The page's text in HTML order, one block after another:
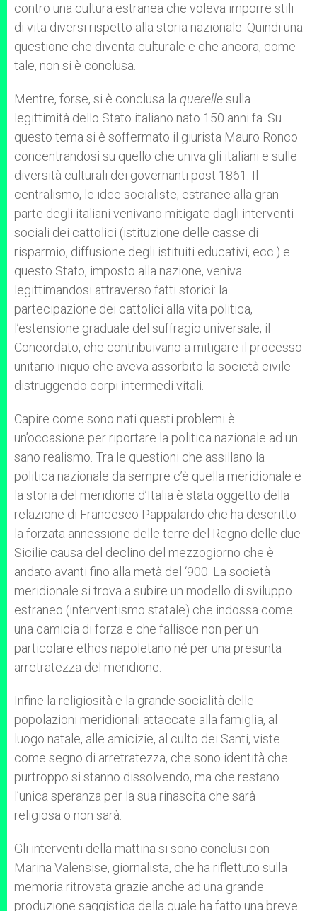
contro una cultura estranea che voleva imporre stili
di vita diversi rispetto alla storia nazionale. Quindi una
questione che diventa culturale e che ancora, come
tale, non si è conclusa.
Mentre, forse, si è conclusa la querellesulla
legittimità dello Stato italiano nato 150 anni fa. Su
questo tema si è soffermato il giurista Mauro Ronco
concentrandosi su quello che univa gli italiani e sulle
diversità culturali dei governanti post 1861. Il
centralismo, le idee socialiste, estranee alla gran
parte degli italiani venivano mitigate dagli interventi
sociali dei cattolici (istituzione delle casse di
risparmio, diffusione degli istituiti educativi, ecc.) e
questo Stato, imposto alla nazione, veniva
legittimandosi attraverso fatti storici: la
partecipazione dei cattolici alla vita politica,
l’estensione graduale del suffragio universale, il
Concordato, che contribuivano a mitigare il processo
unitario iniquo che aveva assorbito la società civile
distruggendo corpi intermedi vitali.
Capire come sono nati questi problemi è
un’occasione per riportare la politica nazionale ad un
sano realismo. Tra le questioni che assillano la
politica nazionale da sempre c’è quella meridionale e
la storia del meridione d’Italia è stata oggetto della
relazione di Francesco Pappalardo che ha descritto
la forzata annessione delle terre del Regno delle due
Sicilie causa del declino del mezzogiorno che è
andato avanti fino alla metà del ‘900. La società
meridionale si trova a subire un modello di sviluppo
estraneo (interventismo statale) che indossa come
una camicia di forza e che fallisce non per un
particolare ethos napoletano né per una presunta
arretratezza del meridione.
Infine la religiosità e la grande socialità delle
popolazioni meridionali attaccate alla famiglia, al
luogo natale, alle amicizie, al culto dei Santi, viste
come segno di arretratezza, che sono identità che
purtroppo si stanno dissolvendo, ma che restano
l’unica speranza per la sua rinascita che sarà
religiosa o non sarà.
Gli interventi della mattina si sono conclusi con
Marina Valensise, giornalista, che ha riflettuto sulla
memoria ritrovata grazie anche ad una grande
produzione saggistica della quale ha fatto una breve